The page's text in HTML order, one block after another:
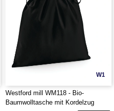
W1
Westford mill WM118 - Bio-
Baumwolltasche mit Kordelzug